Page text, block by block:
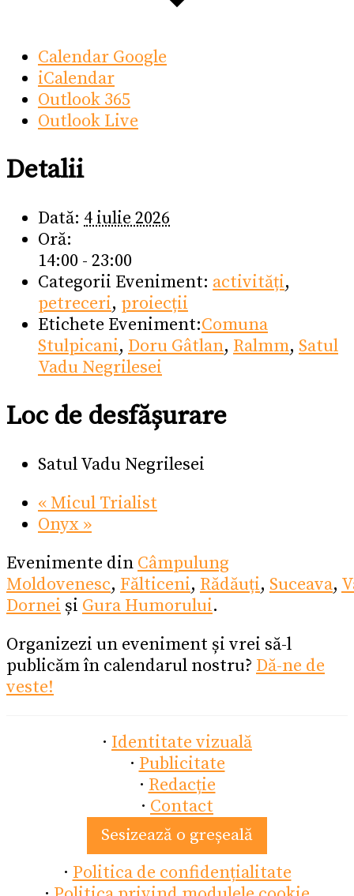
Calendar Google
iCalendar
Outlook 365
Outlook Live
Detalii
Dată: 4 iulie 2026
Oră:
14:00 - 23:00
Categorii Eveniment: activități,
petreceri, proiecții
Etichete Eveniment:Comuna
Stulpicani, Doru Gâtlan, Ralmm, Satul
Vadu Negrilesei
Loc de desfășurare
Satul Vadu Negrilesei
« Micul Trialist
Onyx »
Evenimente din Câmpulung
Moldovenesc, Fălticeni, Rădăuți, Suceava,
Dornei și Gura Humorului.
Organizezi un eveniment și vrei să-l
publicăm în calendarul nostru? Dă-ne de
veste!
· Identitate vizuală
· Publicitate
· Redacție
· Contact
Sesizează o greșeală
· Politica de confidențialitate